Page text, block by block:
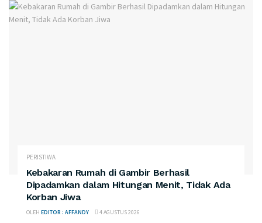
PERISTIWA
Kebakaran Rumah di Gambir Berhasil
Dipadamkan dalam Hitungan Menit, Tidak Ada
Korban Jiwa
OLEH EDITOR : AFFANDY 4 AGUSTUS 2026